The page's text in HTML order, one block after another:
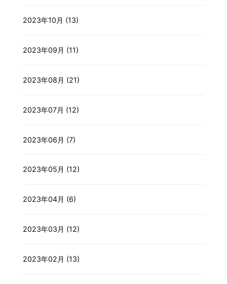
2023年10月 (13)
2023年09月 (11)
2023年08月 (21)
2023年07月 (12)
2023年06月 (7)
2023年05月 (12)
2023年04月 (6)
2023年03月 (12)
2023年02月 (13)